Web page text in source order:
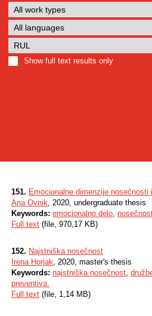
Show full text results only
151. Emocionalne dimenzije
Ana Ovnik, 2020, undergraduate thesis
Keywords: emocionalno delo,
Full text (file, 970,17 KB)
152. Najstniška nosečnost
Irena Horjak, 2020, master's thesis
Keywords: najstniška nosečnost,
preventiva.
Full text (file, 1,14 MB)